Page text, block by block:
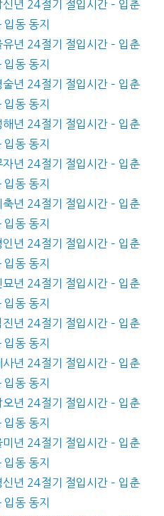
년 24절기 절입시간 – 입춘
동 동지
년 24절기 절입시간 – 입춘
동 동지
년 24절기 절입시간 – 입춘
동 동지
년 24절기 절입시간 – 입춘
동 동지
년 24절기 절입시간 – 입춘
동 동지
년 24절기 절입시간 – 입춘
동 동지
년 24절기 절입시간 – 입춘
동 동지
년 24절기 절입시간 – 입춘
동 동지
년 24절기 절입시간 – 입춘
동 동지
년 24절기 절입시간 – 입춘
동 동지
년 24절기 절입시간 – 입춘
동 동지
년 24절기 절입시간 – 입춘
동 동지
년 24절기 절입시간 – 입춘
동 동지